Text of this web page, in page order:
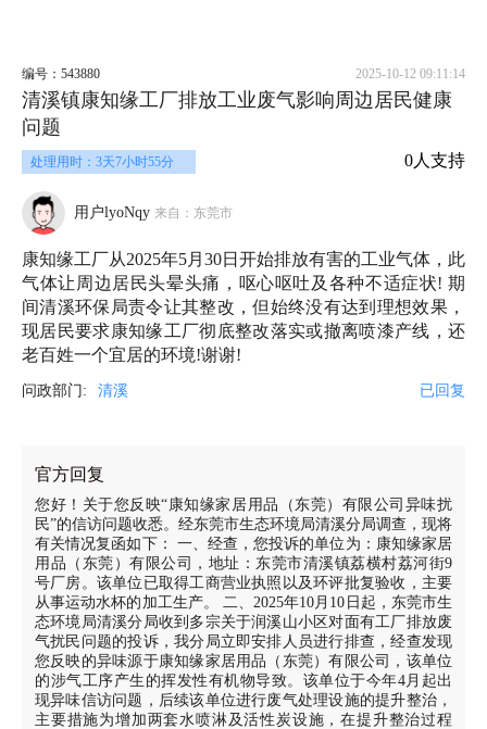
编号：543880 2025-10-12 09:11:14
清溪镇康知缘工厂排放工业废气影响周边居民健康
问题
处理用时：3天7小时55分 0人支持
用户lyoNqy 来自：东莞市
康知缘工厂从2025年5月30日开始排放有害的工业气体，此
气体让周边居民头晕头痛，呕心呕吐及各种不适症状! 期
间清溪环保局责令让其整改，但始终没有达到理想效果，
现居民要求康知缘工厂彻底整改落实或撤离喷漆产线，还
老百姓一个宜居的环境!谢谢!
问政部门: 清溪 已回复
官方回复
您好！关于您反映“康知缘家居用品（东莞）有限公司异味扰
民”的信访问题收悉。经东莞市生态环境局清溪分局调查，现将
有关情况复函如下： 一、经查，您投诉的单位为：康知缘家居
用品（东莞）有限公司，地址：东莞市清溪镇荔横村荔河街9
号厂房。该单位已取得工商营业执照以及环评批复验收，主要
从事运动水杯的加工生产。 二、2025年10月10日起，东莞市生
态环境局清溪分局收到多宗关于润溪山小区对面有工厂排放废
气扰民问题的投诉，我分局立即安排人员进行排查，经查发现
您反映的异味源于康知缘家居用品（东莞）有限公司，该单位
的涉气工序产生的挥发性有机物导致。该单位于今年4月起出
现异味信访问题，后续该单位进行废气处理设施的提升整治，
主要措施为增加两套水喷淋及活性炭设施，在提升整治过程